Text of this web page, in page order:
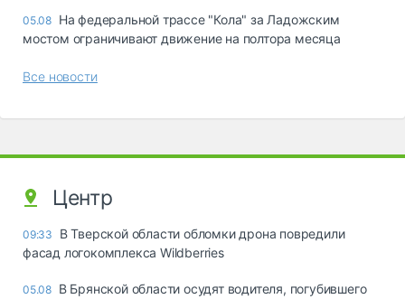
05.08 На федеральной трассе "Кола" за Ладожским
мостом ограничивают движение на полтора месяца
Все новости
Центр
09:33
В Тверской области обломки дрона повредили
фасад логокомплекса Wildberries
05.08 В Брянской области осудят водителя, погубившего